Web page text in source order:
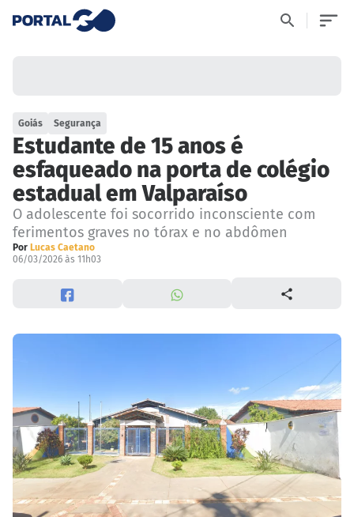
Goiás Segurança
Estudante de 15 anos é
esfaqueado na porta de colégio
estadual em Valparaíso
O adolescente foi socorrido inconsciente com
ferimentos graves no tórax e no abdômen
Por Lucas Caetano
06/03/2026 às 11h03